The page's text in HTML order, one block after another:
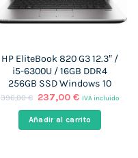
HP EliteBook 820 G3 12.3″ /
i5-6300U / 16GB DDR4
256GB SSD Windows 10
396,00€ El
original
era:
237,00€El
actual
es:
IVA incluido
Añadir al carrito